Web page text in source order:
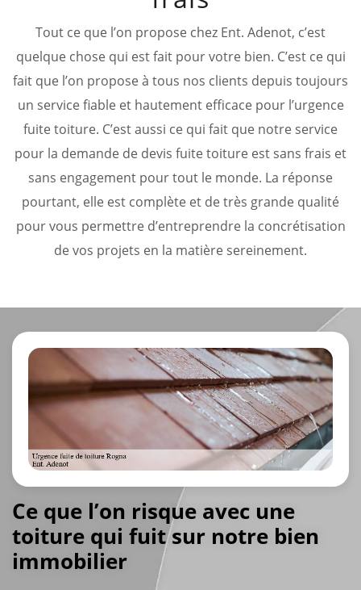
Tout ce que l’on propose chez Ent. Adenot, c’est
quelque chose qui est fait pour votre bien. C’est ce qui
fait que l’on propose à tous nos clients depuis toujours
un service fiable et hautement efficace pour l’urgence
fuite toiture. C’est aussi ce qui fait que notre service
pour la demande de devis fuite toiture est sans frais et
sans engagement pour tout le monde. La réponse
pourtant, elle est complète et de très grande qualité
pour vous permettre d’entreprendre la concrétisation
de vos projets en la matière sereinement.
Ce que l’on risque avec une
toiture qui fuit sur notre bien
immobilier